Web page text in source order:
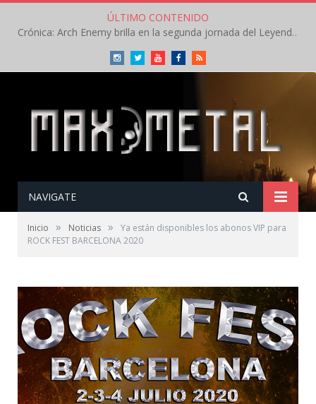
ÚLTIMO CONTENIDO
Crónica: Arch Enemy brilla en la segunda jornada del Leyendas del Rock – Jueves – Agosto 2026
InstagramTwitterYoutubeFacebookRSS
NAVIGATE
Inicio » Noticias »
Ya están disponibles los abonos VIP para
ROCK FEST BARCELONA 2020